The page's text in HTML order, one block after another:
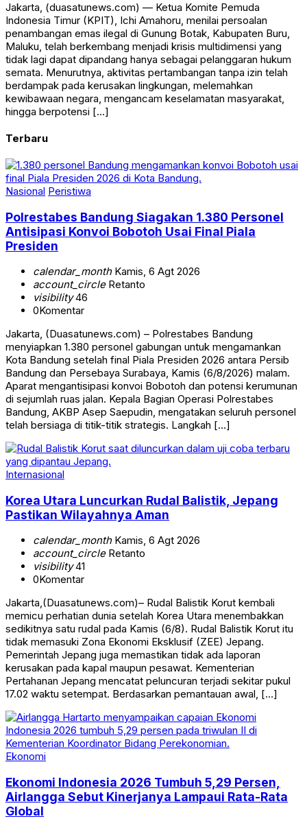
Jakarta, (duasatunews.com) — Ketua Komite Pemuda
Indonesia Timur (KPIT), Ichi Amahoru, menilai persoalan
penambangan emas ilegal di Gunung Botak, Kabupaten Buru,
Maluku, telah berkembang menjadi krisis multidimensi yang
tidak lagi dapat dipandang hanya sebagai pelanggaran hukum
semata. Menurutnya, aktivitas pertambangan tanpa izin telah
berdampak pada kerusakan lingkungan, melemahkan
kewibawaan negara, mengancam keselamatan masyarakat,
hingga berpotensi […]
Terbaru
Nasional Peristiwa
Polrestabes Bandung Siagakan 1.380 Personel
Antisipasi Konvoi Bobotoh Usai Final Piala
Presiden
calendar_monthKamis, 6 Agt 2026
account_circleRetanto
visibility46
0Komentar
Jakarta, (Duasatunews.com) – Polrestabes Bandung
menyiapkan 1.380 personel gabungan untuk mengamankan
Kota Bandung setelah final Piala Presiden 2026 antara Persib
Bandung dan Persebaya Surabaya, Kamis (6/8/2026) malam.
Aparat mengantisipasi konvoi Bobotoh dan potensi kerumunan
di sejumlah ruas jalan. Kepala Bagian Operasi Polrestabes
Bandung, AKBP Asep Saepudin, mengatakan seluruh personel
telah bersiaga di titik-titik strategis. Langkah […]
Internasional
Korea Utara Luncurkan Rudal Balistik, Jepang
Pastikan Wilayahnya Aman
calendar_monthKamis, 6 Agt 2026
account_circleRetanto
visibility41
0Komentar
Jakarta,(Duasatunews.com)– Rudal Balistik Korut kembali
memicu perhatian dunia setelah Korea Utara menembakkan
sedikitnya satu rudal pada Kamis (6/8). Rudal Balistik Korut itu
tidak memasuki Zona Ekonomi Eksklusif (ZEE) Jepang.
Pemerintah Jepang juga memastikan tidak ada laporan
kerusakan pada kapal maupun pesawat. Kementerian
Pertahanan Jepang mencatat peluncuran terjadi sekitar pukul
17.02 waktu setempat. Berdasarkan pemantauan awal, […]
Ekonomi
Ekonomi Indonesia 2026 Tumbuh 5,29 Persen,
Airlangga Sebut Kinerjanya Lampaui Rata-Rata
Global